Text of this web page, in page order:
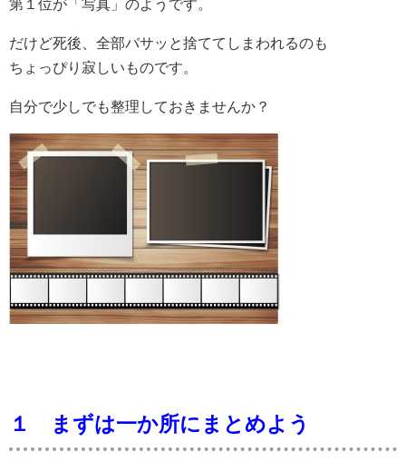
第１位が「写真」のようです。
だけど死後、全部バサッと捨ててしまわれるのも
ちょっぴり寂しいものです。
自分で少しでも整理しておきませんか？
１ まずは一か所にまとめよう